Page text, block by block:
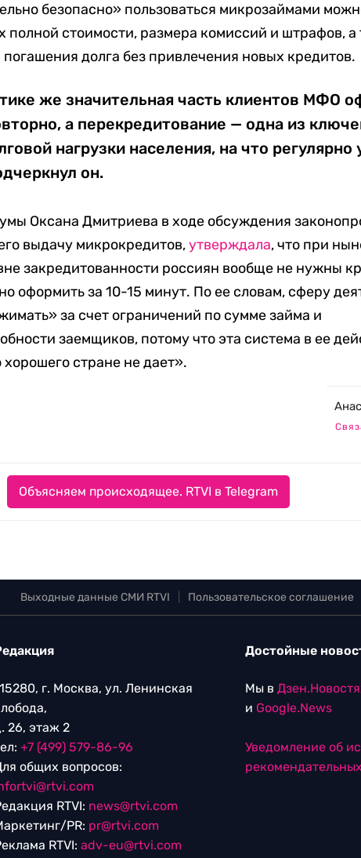
безопасно» пользоваться микрозаймами
полной стоимости, размера комиссий и штрафов, а
долга без привлечения новых кредитов.
же значительная часть клиентов МФО
а перекредитование — одна из
нагрузки населения, на что регулярно
он.
Оксана Дмитриева в ходе обсуждения
выдачу микрокредитов,утверждала, что при
закредитованности россиян вообще не нужны
оформить за 10-15 минут. По ее словам, сферу
за счет ограничений по сумме займа и
заемщиков, потому что эта система в ее
хорошего стране не дает».
Объясняем происходящее. RTVI в Telegram
Выходные данные СМИ RTVI Пользовательское соглашение
г. Москва, ул. Ленинская
26, этаж 2
+7 (499) 579-86-96
общих вопросов:
RTVI: news@rtvi.com
PR: pr@rtvi.com
RTVI: adv-eu@rtvi.com
Достойные
Мы в
и Google.News
Уведомление об